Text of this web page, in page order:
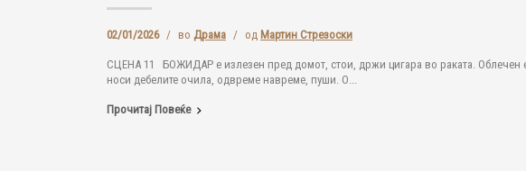
02/01/2026 / во Драма / од Мартин Стрезоски
СЦЕНА 11 БОЖИДАР е излезен пред домот, стои, држи цигара во раката. Облечен
носи дебелите очила, одвреме навреме, пуши. О...
Прочитај Повеќе